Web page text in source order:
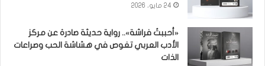
24 مايو، 2026
«أحببتُ فراشة».. رواية حديثة صادرة عن مركز
الأدب العربي تغوص في هشاشة الحب وصراعات
الذات